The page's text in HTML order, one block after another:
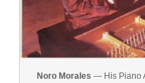
Noro Morales — His Piano